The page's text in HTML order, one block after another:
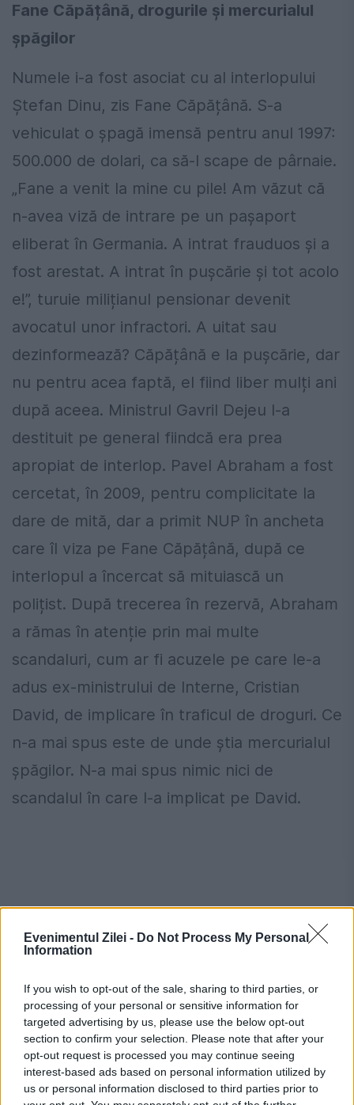
Evenimentul Zilei - Do Not Process My Personal
Information
If you wish to opt-out of the sale, sharing to third parties, or
processing of your personal or sensitive information for
targeted advertising by us, please use the below opt-out
section to confirm your selection. Please note that after your
opt-out request is processed you may continue seeing
interest-based ads based on personal information utilized by
us or personal information disclosed to third parties prior to
Fane Căpățână, drogurile și mercurialul
șpăgilor
Numele i-a fost asociat cu al interlopului
Ștefan Dinu, zis Fane Căpățână. S-a
vehiculat o șpagă imensă pentru anul 1997:
500.000 de dolari, ca să-l scape de pârnaie.
„Fane a venit la mine cu pile! Am văzut că
n-avea viză de intrare pe un pașaport
eliberat în Germania. A intrat frauduos și a
fost arestat. A intrat în pușcărie și tot acolo
e!”, turuie milițianul pensionar devenit
avocatul unor infractori. A uitat sau
dezinformează? Căpățână e la pușcărie, dar
nu pentru acea faptă, el fiind liber mulți ani
după aceea. Ministrul Gavril Dejeu l-a
destituit pe general fiindcă era prea
apropiat de interlop. Pavel Abraham a fost
cercetat, în 2009, pentru complicitate la
dare de mită, dar a primit NUP în ancheta
care îl viza pe Fane Căpățână, după ce
interlopul a încercat să mituiască un
polițist. După trecerea în rezervă, Abraham
a rămas în atenție prin mai multe
scandaluri, cum ar fi acuzele pe care le-a
adus ex-ministrului de Interne, Cristian
David, de implicare în traficul de droguri. Ce
n-a mai spus este de unde știa mercurialul
șpăgilor. N-a mai spus nimic nici de
scandalul în care l-a implicat pe David.
Ceasurile, achitările și averea sa de
bugetar privatizat